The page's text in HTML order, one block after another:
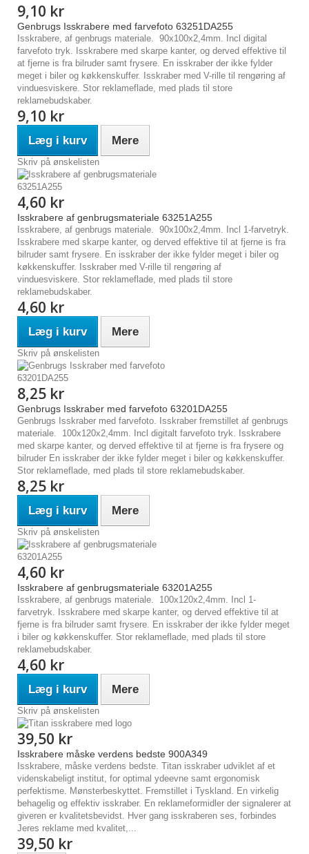
9,10 kr
Genbrugs Isskrabere med farvefoto 63251DA255
Isskrabere, af genbrugs materiale. 90x100x2,4mm. Incl digital
farvefoto tryk. Isskrabere med skarpe kanter, og derved effektive til
at fjerne is fra bilruder samt frysere. En isskraber der ikke fylder
meget i biler og køkkenskuffer. Isskraber med V-rille til rengøring af
vinduesviskere. Stor reklameflade, med plads til store
reklamebudskaber.
9,10 kr
Læg i kurv Mere
Skriv på ønskelisten
4,60 kr
Isskrabere af genbrugsmateriale 63251A255
Isskrabere, af genbrugs materiale. 90x100x2,4mm. Incl 1-farvetryk.
Isskrabere med skarpe kanter, og derved effektive til at fjerne is fra
bilruder samt frysere. En isskraber der ikke fylder meget i biler og
køkkenskuffer. Isskraber med V-rille til rengøring af
vinduesviskere. Stor reklameflade, med plads til store
reklamebudskaber.
4,60 kr
Læg i kurv Mere
Skriv på ønskelisten
8,25 kr
Genbrugs Isskraber med farvefoto 63201DA255
Genbrugs Isskraber med farvefoto. Isskraber fremstillet af genbrugs
materiale. 100x120x2,4mm. Incl digitalt farvefoto tryk. Isskrabere
med skarpe kanter, og derved effektive til at fjerne is fra frysere og
bilruder En isskraber der ikke fylder meget i biler og køkkenskuffer.
Stor reklameflade, med plads til store reklamebudskaber.
8,25 kr
Læg i kurv Mere
Skriv på ønskelisten
4,60 kr
Isskrabere af genbrugsmateriale 63201A255
Isskrabere, af genbrugs materiale. 100x120x2,4mm. Incl 1-
farvetryk. Isskrabere med skarpe kanter, og derved effektive til at
fjerne is fra bilruder samt frysere. En isskraber der ikke fylder meget
i biler og køkkenskuffer. Stor reklameflade, med plads til store
reklamebudskaber.
4,60 kr
Læg i kurv Mere
Skriv på ønskelisten
39,50 kr
Isskrabere måske verdens bedste 900A349
Isskrabere, måske verdens bedste. Titan isskraber udviklet af et
videnskabeligt institut, for optimal ydeevne samt ergonomisk
perfektisme. Mønsterbeskyttet. Fremstillet i Tyskland. En virkelig
behagelig og effektiv isskraber. En reklameformidler der signalerer at
giveren er kvalitetsbevidst. Hver gang isskraberen ses, forbindes
Jeres reklame med kvalitet,...
39,50 kr